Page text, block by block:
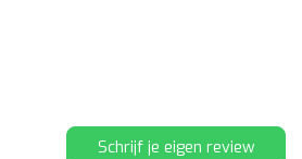
Schrijf je eigen review